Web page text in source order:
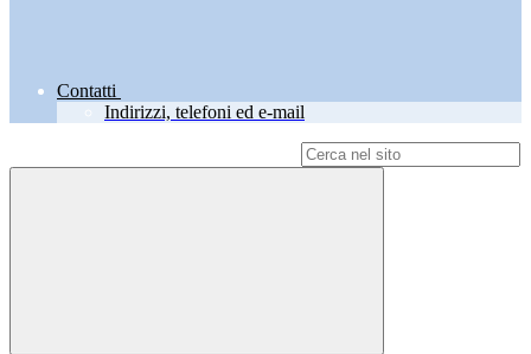
Contatti
Indirizzi, telefoni ed e-mail